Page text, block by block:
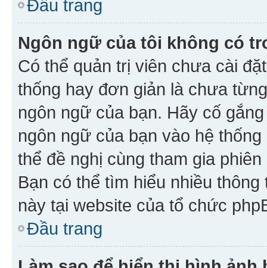
Đầu trang
Ngôn ngữ của tôi không có
Có thể quản trị viên chưa cài
thống hay đơn giản là chưa
ngôn ngữ của bạn. Hãy cố
ngôn ngữ của bạn vào hệ
thể đề nghị cùng tham gia
Bạn có thể tìm hiểu nhiều
này tại website của tổ chức
Đầu trang